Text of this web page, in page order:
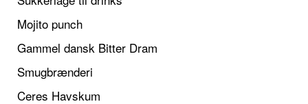
Mojito punch
Gammel dansk Bitter Dram
Smugbrænderi
Ceres Havskum